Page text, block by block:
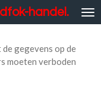
handel.
gegevens op de
moeten verboden